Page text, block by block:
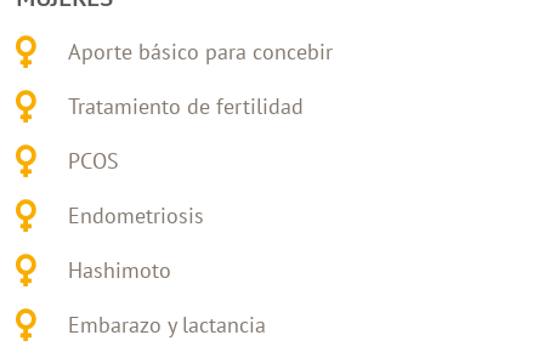
Aporte básico para concebir
Tratamiento de fertilidad
PCOS
Endometriosis
Hashimoto
Embarazo y lactancia